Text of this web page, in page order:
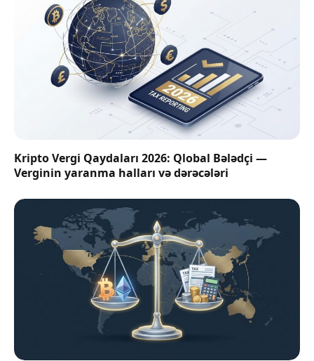
Kripto Vergi Qaydaları 2026: Qlobal Bələdçi —
Verginin yaranma halları və dərəcələri